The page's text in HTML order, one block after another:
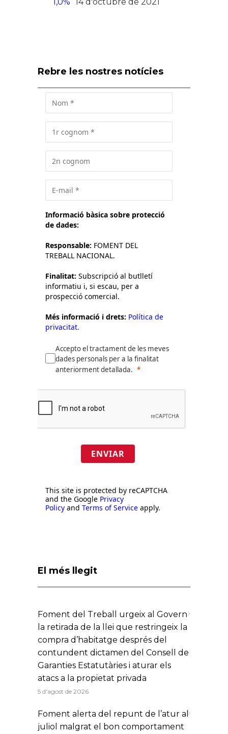
1,0% 14 d'octubre de 2021
Rebre les nostres notícies
Informació bàsica sobre protecció
de dades:
Responsable: FOMENT DEL
TREBALL NACIONAL.
Finalitat: Subscripció al butlletí
informatiu i, si escau, per a
prospecció comercial.
Més informació i drets: Política de
privacitat.
Accepto el tractament de les meves
dades personals per a la finalitat
anteriorment detallada.
ENVIAR
This site is protected by reCAPTCHA
and the Google Privacy
Policy and Terms of Service apply.
El més llegit
Foment del Treball urgeix al Govern
la retirada de la llei que restringeix la
compra d’habitatge després del
contundent dictamen del Consell de
Garanties Estatutàries i aturar els
atacs a la propietat privada
5 d'agost de 2026
Foment alerta del repunt de l’atur al
juliol malgrat el bon comportament